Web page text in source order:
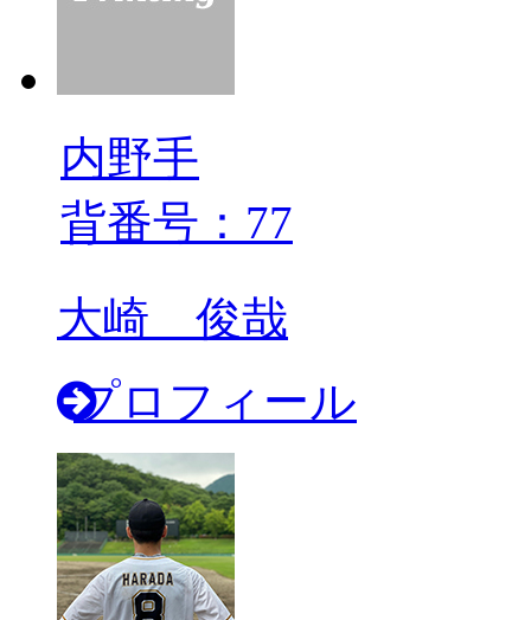
内野手
背番号：77
大崎 俊哉
プロフィール